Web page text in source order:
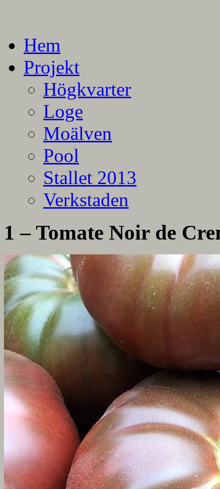
Hem
Projekt
Högkvarter
Loge
Moälven
Pool
Stallet 2013
Verkstaden
1 – Tomate Noir de